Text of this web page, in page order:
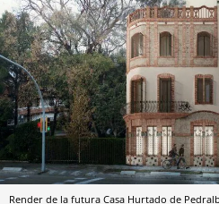
Render de la futura Casa Hurtado de